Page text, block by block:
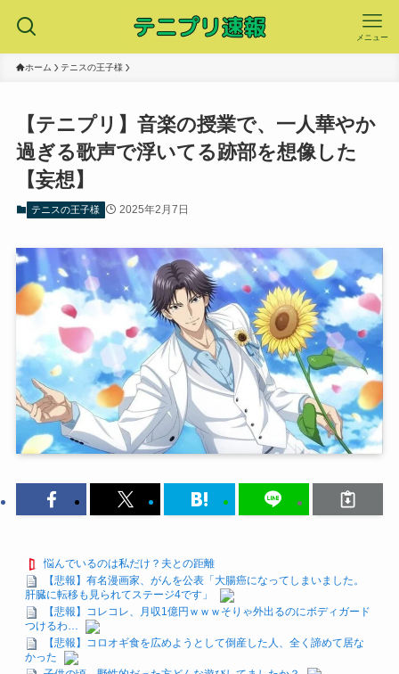
メニュー
ホーム テニスの王子様
【テニプリ】音楽の授業で、一人華やか
過ぎる歌声で浮いてる跡部を想像した
【妄想】
テニスの王子様 2025年2月7日
悩んでいるのは私だけ？夫との距離
【悲報】有名漫画家、がんを公表「大腸癌になってしまいました。
肝臓に転移も見られてステージ4です」
【悲報】コレコレ、月収1億円ｗｗｗそりゃ外出るのにボディガード
つけるわ…
【悲報】コロオギ食を広めようとして倒産した人、全く諦めて居な
かった